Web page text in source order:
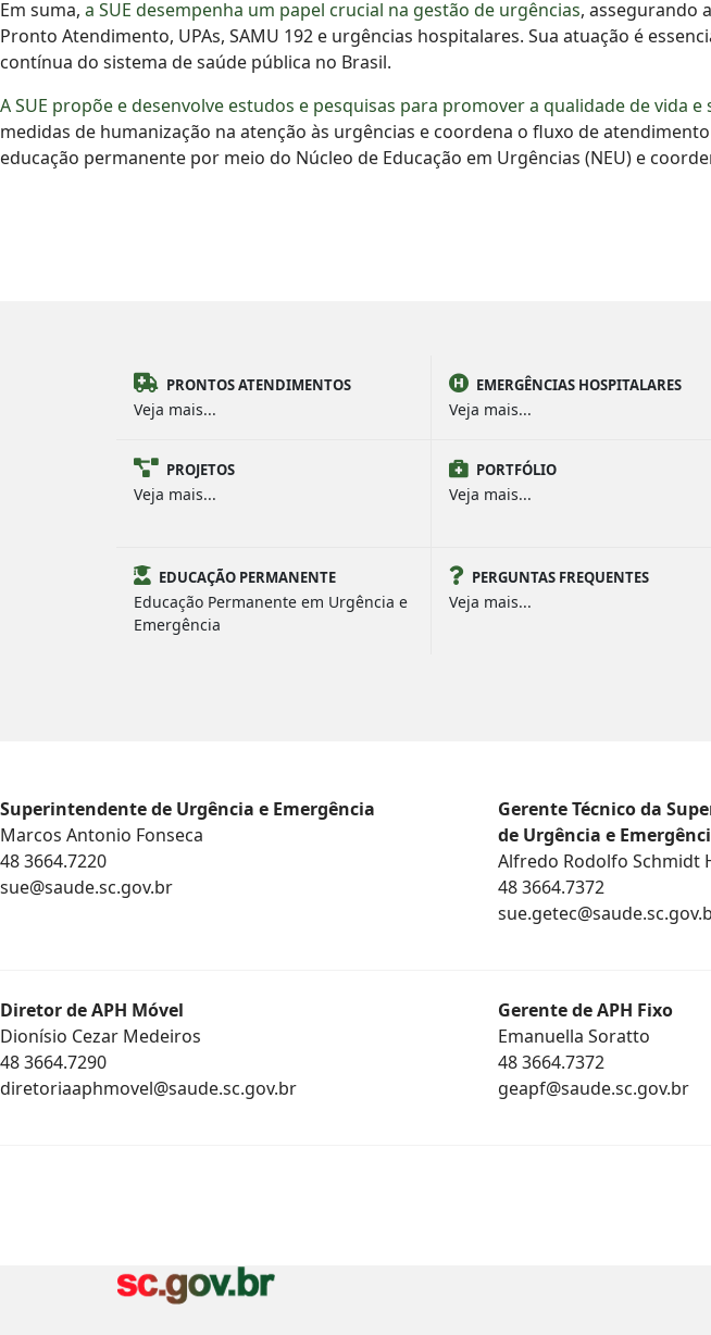
Em suma, a SUE desempenha um papel crucial na gestão de urgências, assegurando
Pronto Atendimento, UPAs, SAMU 192 e urgências hospitalares. Sua atuação é
contínua do sistema de saúde pública no Brasil.
A SUE propõe e desenvolve estudos e pesquisas para promover a qualidade de vida
medidas de humanização na atenção às urgências e coordena o fluxo de
educação permanente por meio do Núcleo de Educação em Urgências (NEU) e
PRONTOS ATENDIMENTOS
Veja mais...
EMERGÊNCIAS HOSPITALARES
Veja mais...
PROJETOS
Veja mais...
PORTFÓLIO
Veja mais...
EDUCAÇÃO PERMANENTE
Educação Permanente em Urgência e
Emergência
PERGUNTAS FREQUENTES
Veja mais...
Superintendente de Urgência e Emergência
Marcos Antonio Fonseca
48 3664.7220
sue@saude.sc.gov.br
Gerente Técnico da
de Urgência e
Alfredo Rodolfo Schmidt
48 3664.7372
Diretor de APH Móvel
Dionísio Cezar Medeiros
48 3664.7290
diretoriaaphmovel@saude.sc.gov.br
Gerente de APH Fixo
Emanuella Soratto
48 3664.7372
geapf@saude.sc.gov.br